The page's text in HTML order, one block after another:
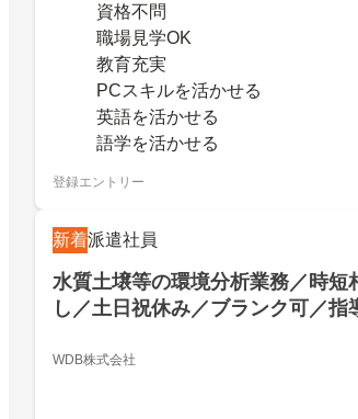
資格不問
職場見学OK
教育充実
PCスキルを活かせる
英語を活かせる
語学を活かせる
登録エントリー
新着派遣社員
水質土壌等の環境分析業務／時短
し／土日祝休み／ブランク可／指
WDB株式会社